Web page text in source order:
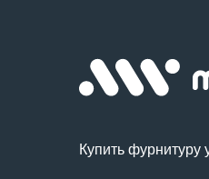
Купить фурнитуру